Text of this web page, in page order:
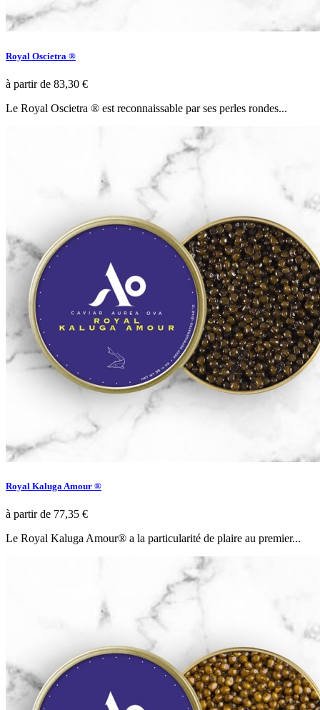
Royal Oscietra ®
à partir de 83,30 €
Le Royal Oscietra ® est reconnaissable par ses perles rondes...
Royal Kaluga Amour ®
à partir de 77,35 €
Le Royal Kaluga Amour® a la particularité de plaire au premier...